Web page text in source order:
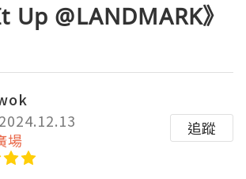
Up @LANDMARK》
場
追蹤